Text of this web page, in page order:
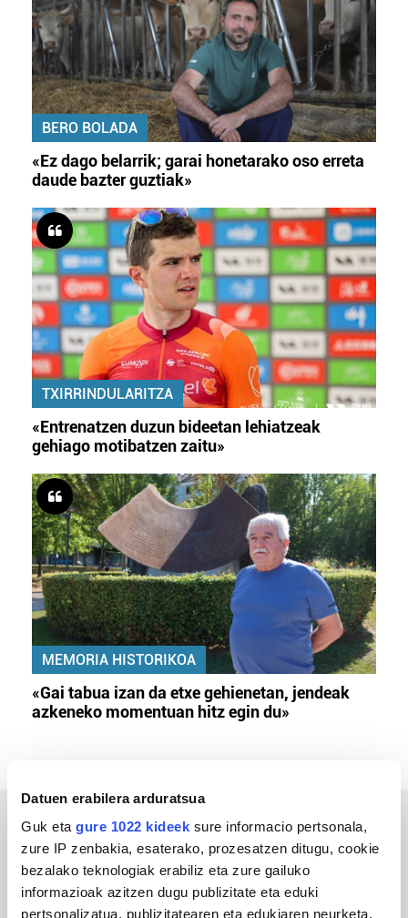
Datuen erabilera arduratsua
Guk eta gure 1022 kideek sure informacio pertsonala,
zure IP zenbakia, esaterako, prozesatzen ditugu, cookie
bezalako teknologiak erabiliz eta zure gailuko
informazioak azitzen dugu publizitate eta eduki
pertsonalizatua, publizitatearen eta edukiaren neurketa,
BERO BOLADA
«Ez dago belarrik; garai honetarako oso erreta
daude bazter guztiak»
TXIRRINDULARITZA
«Entrenatzen duzun bideetan lehiatzeak
gehiago motibatzen zaitu»
MEMORIA HISTORIKOA
«Gai tabua izan da etxe gehienetan, jendeak
azkeneko momentuan hitz egin du»
ERREPORTAJEAK